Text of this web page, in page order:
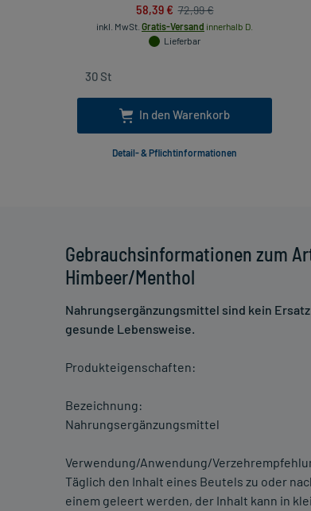
Gebrauchsinformationen zum
Himbeer/Menthol
Nahrungsergänzungsmittel sind kein
gesunde Lebensweise.
Produkteigenschaften:
Bezeichnung:
Nahrungsergänzungsmittel
Verwendung/Anwendung/
Täglich den Inhalt eines Beutels zu oder
einem geleert werden, der Inhalt kann in
58,39 € 72,99 €
inkl. MwSt. Gratis-Versand innerhalb D.
Lieferbar
In den Warenkorb
Detail- & Pflichtinformationen